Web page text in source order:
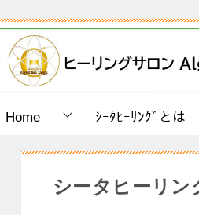
Home ｼｰﾀﾋｰﾘﾝｸﾞとは
シータヒーリ